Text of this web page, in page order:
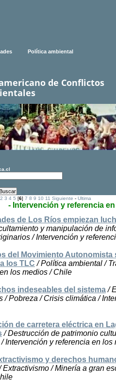
Política ambiental
de Conflictos
2 3 4 5 [6]7 8 9 10 11 Siguiente -Ultima
- Intervención y referencia
de Los Ríos empiezan
y manipulación de
/ Intervención y
del Movimiento
los TLC / Política ambiental /
los medios / Chile
indeseables del sistema/
/ Pobreza / Crisis climática /
de carretera eléctrica en
/ Destrucción de patrimonio
Intervención y referencia en los
y derechos
Extractivismo / Minería a gran